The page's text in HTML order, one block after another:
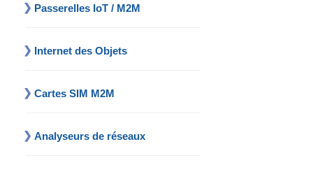
Passerelles IoT / M2M
Internet des Objets
Cartes SIM M2M
Analyseurs de réseaux